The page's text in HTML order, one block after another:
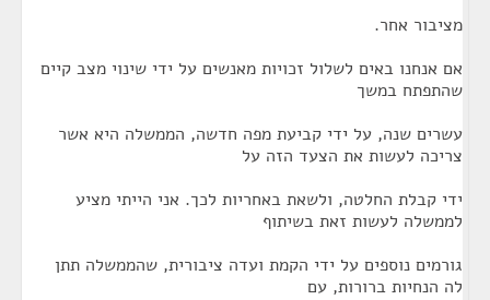
מציבור אחר.
אם אנחנו באים לשלול זכויות מאנשים על ידי שינוי מצב קיים
שהתפתח במשך
עשרים שנה, על ידי קביעת מפה חדשה, הממשלה היא אשר
צריכה לעשות את הצעד הזה על
ידי קבלת החלטה, ולשאת באחריות לכך. אני הייתי מציע
לממשלה לעשות זאת בשיתוף
גורמים נוספים על ידי הקמת ועדה ציבורית, שהממשלה תתן
לה הנחיות ברורות, עם